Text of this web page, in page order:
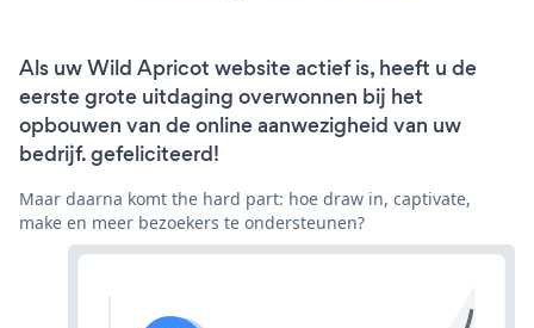
Als uw Wild Apricot website actief is, heeft u de
eerste grote uitdaging overwonnen bij het
opbouwen van de online aanwezigheid van uw
bedrijf. gefeliciteerd!
Maar daarna komt the hard part: hoe draw in, captivate,
make en meer bezoekers te ondersteunen?